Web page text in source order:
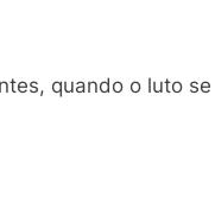
quando o luto se